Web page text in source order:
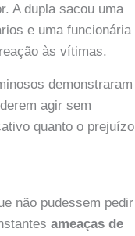
A dupla sacou uma
e uma funcionária
às vítimas.
demonstraram
agir sem
quanto o prejuízo
não pudessem pedir
ameaças de